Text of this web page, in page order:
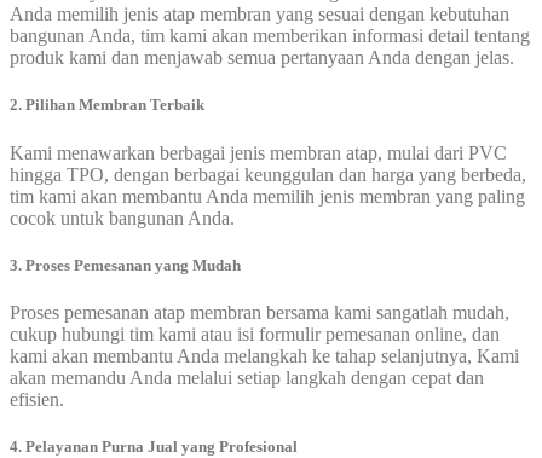
Anda memilih jenis atap membran yang sesuai dengan kebutuhan
bangunan Anda, tim kami akan memberikan informasi detail tentang
produk kami dan menjawab semua pertanyaan Anda dengan jelas.
2. Pilihan Membran Terbaik
Kami menawarkan berbagai jenis membran atap, mulai dari PVC
hingga TPO, dengan berbagai keunggulan dan harga yang berbeda,
tim kami akan membantu Anda memilih jenis membran yang paling
cocok untuk bangunan Anda.
3. Proses Pemesanan yang Mudah
Proses pemesanan atap membran bersama kami sangatlah mudah,
cukup hubungi tim kami atau isi formulir pemesanan online, dan
kami akan membantu Anda melangkah ke tahap selanjutnya, Kami
akan memandu Anda melalui setiap langkah dengan cepat dan
efisien.
4. Pelayanan Purna Jual yang Profesional